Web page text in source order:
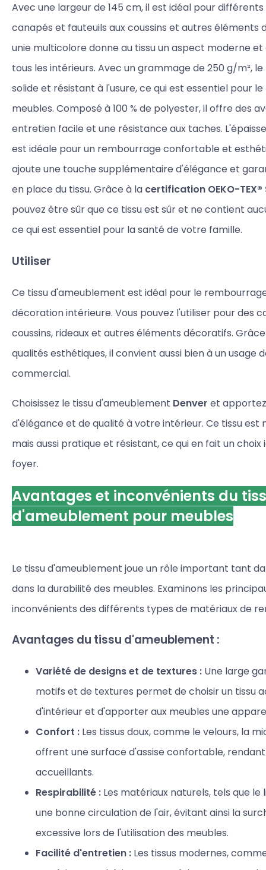
Avec une largeur de 145 cm, il est idéal pour
canapés et fauteuils aux coussins et autres éléments
unie multicolore donne au tissu un aspect moderne
tous les intérieurs. Avec un grammage de 250 g/m²,
solide et résistant à l'usure, ce qui est essentiel pour
meubles. Composé à 100 % de polyester, il offre des
entretien facile et une résistance aux taches.
est idéale pour un rembourrage confortable et
ajoute une touche supplémentaire d'élégance et
en place du tissu. Grâce à la certification OEKO-
pouvez être sûr que ce tissu est sûr et ne contient
ce qui est essentiel pour la santé de votre famille.
Utiliser
Ce tissu d'ameublement est idéal pour le
décoration intérieure. Vous pouvez l'utiliser pour des
coussins, rideaux et autres éléments décoratifs.
qualités esthétiques, il convient aussi bien à un usage
commercial.
Choisissez le tissu d'ameublement Denver et
d'élégance et de qualité à votre intérieur. Ce tissu est
mais aussi pratique et résistant, ce qui en fait un
foyer.
Avantages et inconvénients du
d'ameublement pour meubles
Le tissu d'ameublement joue un rôle important tant
dans la durabilité des meubles. Examinons les
inconvénients des différents types de matériaux de
Avantages du tissu d'ameublement :
Variété de designs et de textures : Une large
motifs et de textures permet de choisir un tissu
d'intérieur et d'apporter aux meubles une
Confort : Les tissus doux, comme le velours, la
offrent une surface d'assise confortable,
accueillants.
Respirabilité : Les matériaux naturels, tels que
une bonne circulation de l'air, évitant ainsi la
excessive lors de l'utilisation des meubles.
Facilité d'entretien : Les tissus modernes,